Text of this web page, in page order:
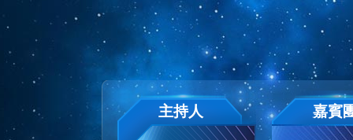
主持人 嘉賓